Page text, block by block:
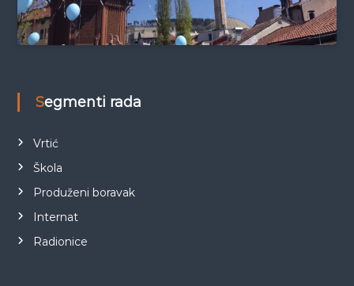
Segmenti rada
Vrtić
Škola
Produženi boravak
Internat
Radionice